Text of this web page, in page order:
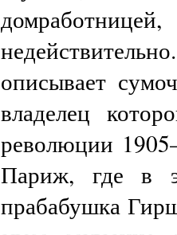
описывает
владелец
революции
Париж, где в
прабабушка